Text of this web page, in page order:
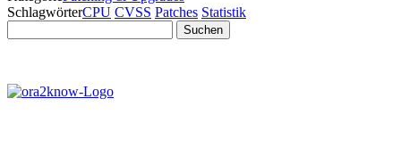
SchlagwörterCPU CVSS Patches Statistik
nach: